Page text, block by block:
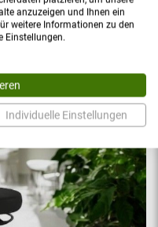
Einrichtungen attraktiv.
Lösung für Ihre
dieses Produkt
anzuzeigen und Ihnen ein
weitere Informationen zu den
Einstellungen.
Individuelle Einstellungen